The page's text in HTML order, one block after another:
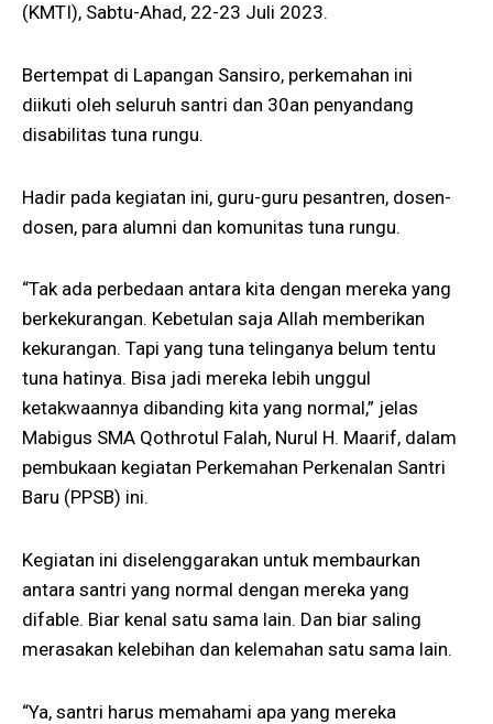
(KMTI), Sabtu-Ahad, 22-23 Juli 2023.
Bertempat di Lapangan Sansiro, perkemahan ini
diikuti oleh seluruh santri dan 30an penyandang
disabilitas tuna rungu.
Hadir pada kegiatan ini, guru-guru pesantren, dosen-
dosen, para alumni dan komunitas tuna rungu.
“Tak ada perbedaan antara kita dengan mereka yang
berkekurangan. Kebetulan saja Allah memberikan
kekurangan. Tapi yang tuna telinganya belum tentu
tuna hatinya. Bisa jadi mereka lebih unggul
ketakwaannya dibanding kita yang normal,” jelas
Mabigus SMA Qothrotul Falah, Nurul H. Maarif, dalam
pembukaan kegiatan Perkemahan Perkenalan Santri
Baru (PPSB) ini.
Kegiatan ini diselenggarakan untuk membaurkan
antara santri yang normal dengan mereka yang
difable. Biar kenal satu sama lain. Dan biar saling
merasakan kelebihan dan kelemahan satu sama lain.
“Ya, santri harus memahami apa yang mereka